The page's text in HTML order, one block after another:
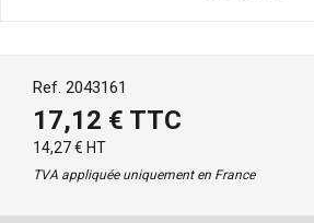
Ref. 2043161
17,12 € TTC
14,27 € HT
TVA appliquée uniquement en France